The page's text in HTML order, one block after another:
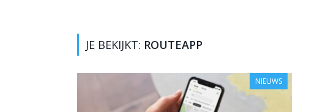
JE BEKIJKT: ROUTEAPP
NIEUWS